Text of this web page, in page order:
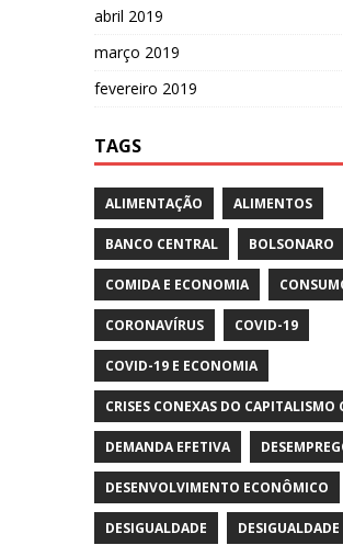
abril 2019
março 2019
fevereiro 2019
TAGS
ALIMENTAÇÃO ALIMENTOS
BANCO CENTRAL BOLSONARO
COMIDA E ECONOMIA
CORONAVÍRUS COVID-19
COVID-19 E ECONOMIA
CRISES CONEXAS DO CAPITALISMO
DEMANDA EFETIVA
DESENVOLVIMENTO ECONÔMICO
DESIGUALDADE